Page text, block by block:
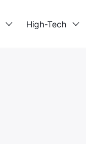
High-Tech